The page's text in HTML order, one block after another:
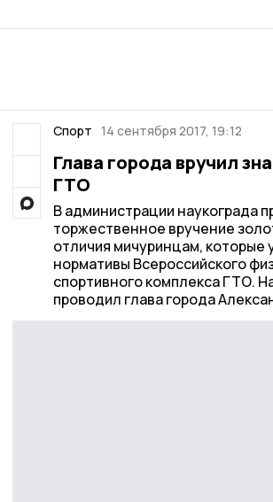
Спорт 14 сентября 2017, 19:12
Глава города вручил
ГТО
В администрации наукограда
торжественное вручение
отличия мичуринцам, которые
нормативы Всероссийского
спортивного комплекса ГТО.
проводил глава города